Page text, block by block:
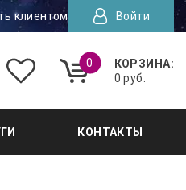
клиентом Войти
0
КОРЗИНА:
0 руб.
КОНТАКТЫ